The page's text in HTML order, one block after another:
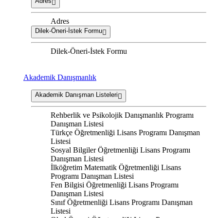
Adres
Dilek-Öneri-İstek Formu
Dilek-Öneri-İstek Formu
Akademik Danışmanlık
Akademik Danışman Listeleri
Rehberlik ve Psikolojik Danışmanlık Programı
Danışman Listesi
Türkçe Öğretmenliği Lisans Programı Danışman
Listesi
Sosyal Bilgiler Öğretmenliği Lisans Programı
Danışman Listesi
İlköğretim Matematik Öğretmenliği Lisans
Programı Danışman Listesi
Fen Bilgisi Öğretmenliği Lisans Programı
Danışman Listesi
Sınıf Öğretmenliği Lisans Programı Danışman
Listesi